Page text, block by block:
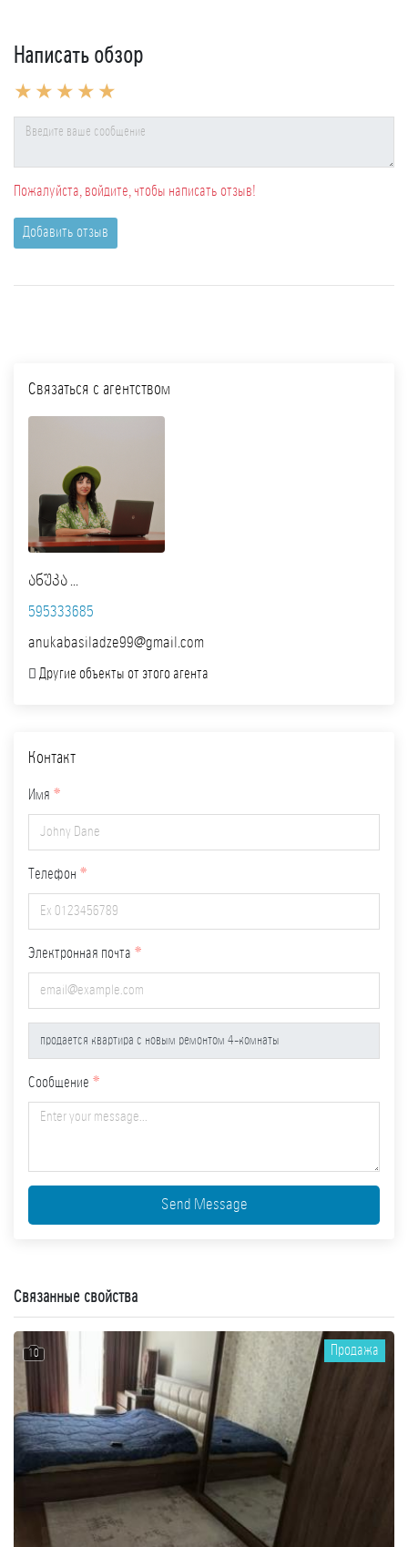
Написать обзор
Пожалуйста, войдите, чтобы написать отзыв!
Добавить отзыв
Связаться с агентством
ანუკა ...
595333685
anukabasiladze99@gmail.com
Другие объекты от этого агента
Контакт
Имя
Телефон
Электронная почта
Сообщение
Send Message
Связанные свойства
10 Продажа